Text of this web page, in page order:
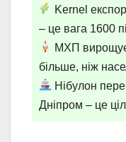
Kernel
– це вага 1600
МХП вирощує
більше, ніж
Нібулон
Дніпром – це